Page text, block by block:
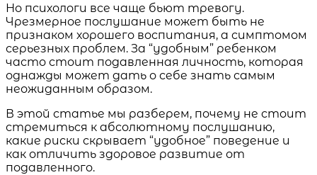
Но психологи все чаще бьют тревогу.
Чрезмерное послушание может быть не
признаком хорошего воспитания, а симптомом
серьезных проблем. За “удобным” ребенком
часто стоит подавленная личность, которая
однажды может дать о себе знать самым
неожиданным образом.
В этой статье мы разберем, почему не стоит
стремиться к абсолютному послушанию,
какие риски скрывает “удобное” поведение и
как отличить здоровое развитие от
подавленного.